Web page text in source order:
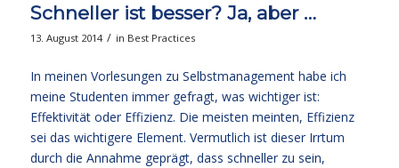
Schneller ist besser? Ja, aber …
13. August 2014 / in Best Practices
In meinen Vorlesungen zu Selbstmanagement habe ich
meine Studenten immer gefragt, was wichtiger ist:
Effektivität oder Effizienz. Die meisten meinten, Effizienz
sei das wichtigere Element. Vermutlich ist dieser Irrtum
durch die Annahme geprägt, dass schneller zu sein,